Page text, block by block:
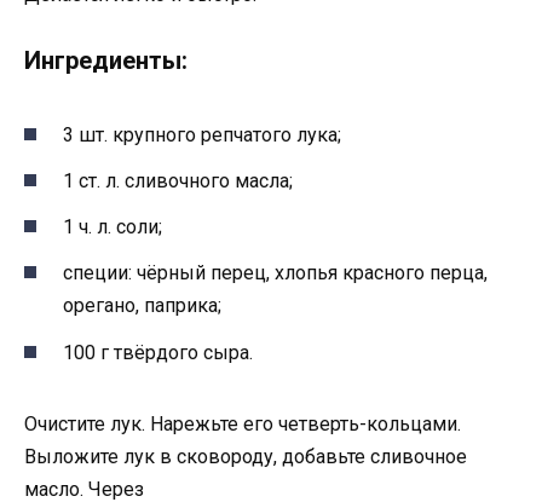
Ингредиенты:
3 шт. крупного репчатого лука;
1 ст. л. сливочного масла;
1 ч. л. соли;
специи: чёрный перец, хлопья красного перца,
орегано, паприка;
100 г твёрдого сыра.
Очистите лук. Нарежьте его четверть-кольцами.
Выложите лук в сковороду, добавьте сливочное
масло. Через